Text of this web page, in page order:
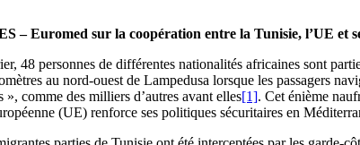
– Euromed sur la coopération entre la Tunisie, l’UE et
48 personnes de différentes nationalités africaines sont
au nord-ouest de Lampedusa lorsque les passagers
», comme des milliers d’autres avant elles[1]. Cet énième
(UE) renforce ses politiques sécuritaires en